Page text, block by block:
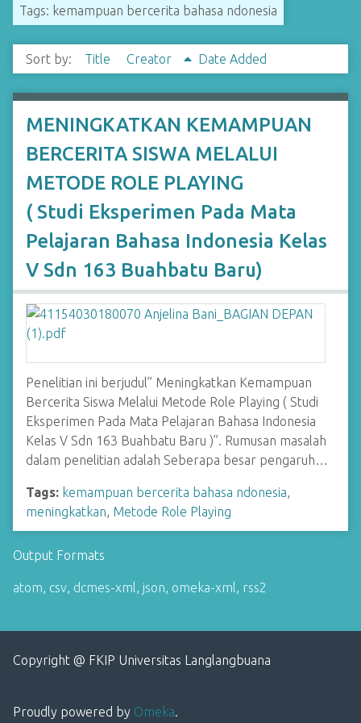
Tags: kemampuan bercerita bahasa ndonesia
Sort by: Title Creator Date Added
MENINGKATKAN KEMAMPUAN
BERCERITA SISWA MELALUI
METODE ROLE PLAYING
( Studi Eksperimen Pada Mata
Pelajaran Bahasa Indonesia Kelas
V Sdn 163 Buahbatu Baru)
Penelitian ini berjudul” Meningkatkan Kemampuan
Bercerita Siswa Melalui Metode Role Playing ( Studi
Eksperimen Pada Mata Pelajaran Bahasa Indonesia
Kelas V Sdn 163 Buahbatu Baru )”. Rumusan masalah
dalam penelitian adalah Seberapa besar pengaruh…
Tags: kemampuan bercerita bahasa ndonesia,
meningkatkan, Metode Role Playing
Output Formats
atom, csv, dcmes-xml, json, omeka-xml, rss2
Copyright @ FKIP Universitas Langlangbuana
Proudly powered by Omeka.